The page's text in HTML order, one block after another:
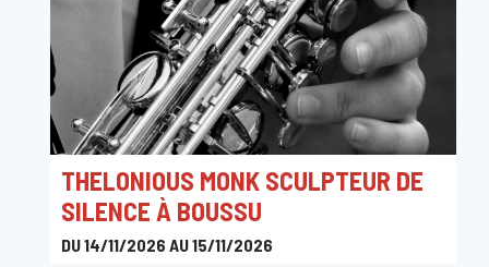
THELONIOUS MONK SCULPTEUR DE
SILENCE À BOUSSU
DU 14/11/2026 AU 15/11/2026